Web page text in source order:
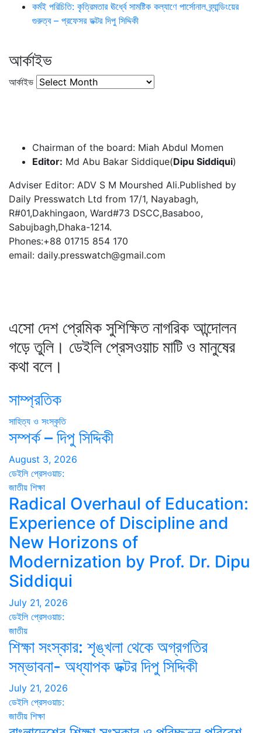
কর্মই পরিচিতি: কৃত্রিমতার ঊর্ধ্বে সামষ্টিক কল্যাণে পার্সোনাল ব্র্যান্ডিংয়ের
গুরুত্ব – প্রফেসর ডক্টর দিপু সিদ্দিকী
আর্কাইভ
আর্কাইভ
Chairman of the board: Miah Abdul Momen
Editor: Md Abu Bakar Siddique(Dipu Siddiqui)
Adviser Editor: ADV S M Mourshed Ali.Published by
Daily Presswatch Ltd from 17/1, Nayabagh,
R#01,Dakhingaon, Ward#73 DSCC,Basaboo,
Sabujbagh,Dhaka-1214.
Phones:+88 01715 854 170
email: daily.presswatch@gmail.com
এসো দেশ প্রেমিক সুশিক্ষিত নাগরিক আন্দোলন
গড়ে তুলি। ডেইলি প্রেসওয়াচ মাটি ও মানুষের
কথা বলে।
সাম্প্রতিক
সাহিত্য ও সংস্কৃতি
সম্পর্ক – দিপু সিদ্দিকী
August 3, 2026
ডেইলি প্রেসওয়াচ:
জাতীয় শিক্ষা
Radical Overhaul of Education:
Experience of Discipline and
New Horizons of
Modernization by Prof. Dr. Dipu
Siddiqui
July 21, 2026
ডেইলি প্রেসওয়াচ:
জাতীয়
শিক্ষা সংস্কার: শৃঙ্খলা থেকে অগ্রগতির
সম্ভাবনা- অধ্যাপক ডক্টর দিপু সিদ্দিকী
July 21, 2026
ডেইলি প্রেসওয়াচ:
জাতীয় শিক্ষা